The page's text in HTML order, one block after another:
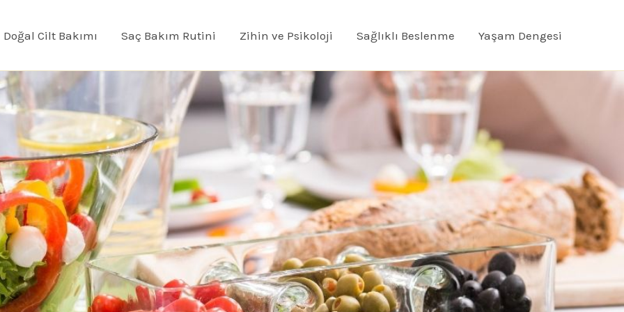
Doğal Cilt Bakımı Saç Bakım Rutini Zihin ve Psikoloji Sağlıklı Beslenme Yaşam Dengesi